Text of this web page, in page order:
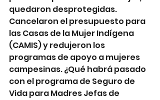
quedaron desprotegidas.
Cancelaron el presupuesto para
las Casas de la Mujer Indígena
(CAMIS) y redujeron los
programas de apoyo a mujeres
campesinas. ¿Qué habrá pasado
con el programa de Seguro de
Vida para Madres Jefas de